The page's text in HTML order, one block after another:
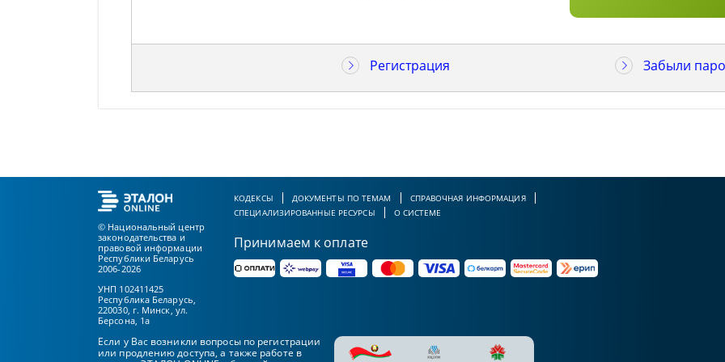
Регистрация Забыли
© Национальный центр
законодательства и
правовой информации
Республики Беларусь
2006-2026
УНП 102411425
Республика Беларусь,
220030, г. Минск, ул.
Берсона, 1а
КОДЕКСЫ ДОКУМЕНТЫ ПО ТЕМАМ
СПРАВОЧНАЯ ИНФОРМАЦИЯ
СПЕЦИАЛИЗИРОВАННЫЕ РЕСУРСЫ
О СИСТЕМЕ
Принимаем к оплате
Если у Вас возникли вопросы по регистрации
или продлению доступа, а также работе в